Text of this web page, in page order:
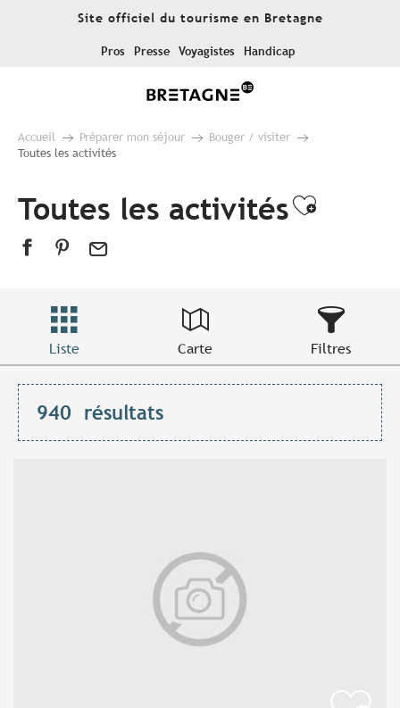
Site officiel du tourisme en Bretagne
Pros Presse Voyagistes Handicap
Accueil Préparer mon séjour
Bouger / visiter
Toutes les activités
Toutes les activités
Liste Carte Filtres
940 résultats